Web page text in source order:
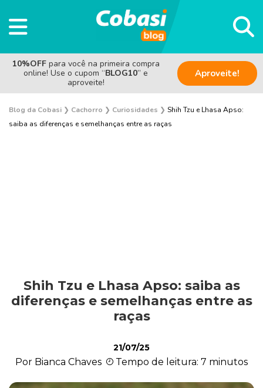
10%OFF para você na primeira compra
online! Use o cupom “BLOG10” e
aproveite!
Aproveite!
Blog da Cobasi ❯ Cachorro ❯ Curiosidades ❯ Shih Tzu e Lhasa Apso:
saiba as diferenças e semelhanças entre as raças
Alimentação
Filhotes
Shih Tzu e Lhasa Apso: saiba as
diferenças e semelhanças entre as
raças
21/07/25
Por Bianca Chaves Tempo de leitura: 7 minutos